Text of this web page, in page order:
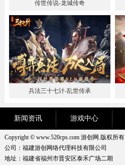
传世传说-龙城传奇
兵法三十七计-乱世传承
新闻资讯 游戏中心
Copyright © www.520cps.com 游创网.版权所有
公司：福建游创网络代理科技有限公司
地址：福建省福州市晋安区泰禾广场二期